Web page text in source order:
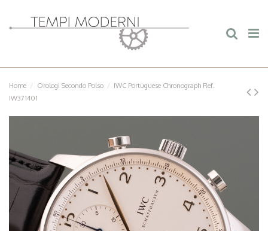
Home Orologi Secondo Polso
IWC Portuguese Chronograph Ref.
IW371401